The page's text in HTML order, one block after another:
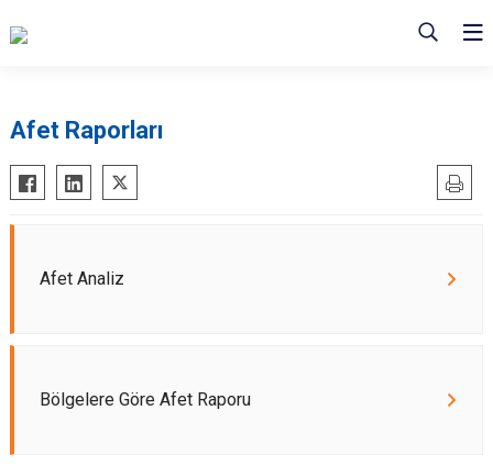
Afet Raporları
Afet Analiz
Bölgelere Göre Afet Raporu